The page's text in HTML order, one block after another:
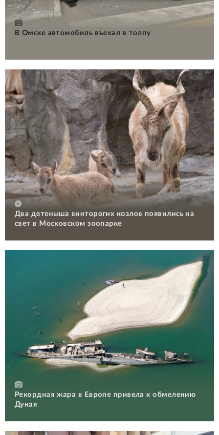
В Омске автомобиль въехал в толпу
Два детеныша винторогих козлов появились на
свет в Московском зоопарке
Рекордная жара в Европе привела к обмелению
Дуная